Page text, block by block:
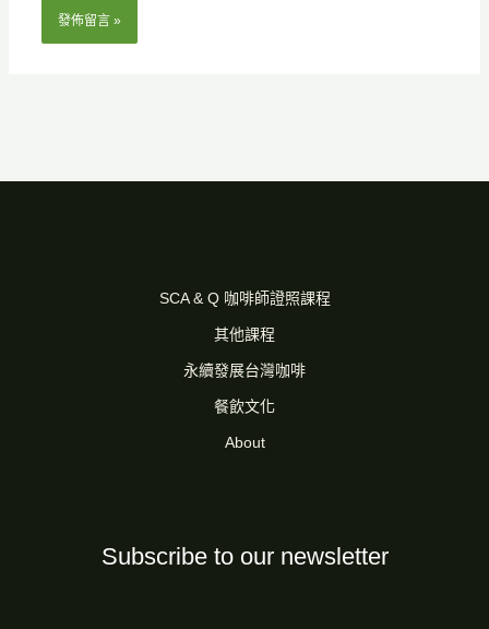
SCA & Q 咖啡師證照課程
其他課程
永續發展台灣咖啡
餐飲文化
About
Subscribe to our newsletter